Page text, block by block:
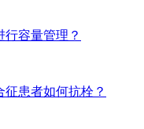
行容量管理？
患者如何抗栓？